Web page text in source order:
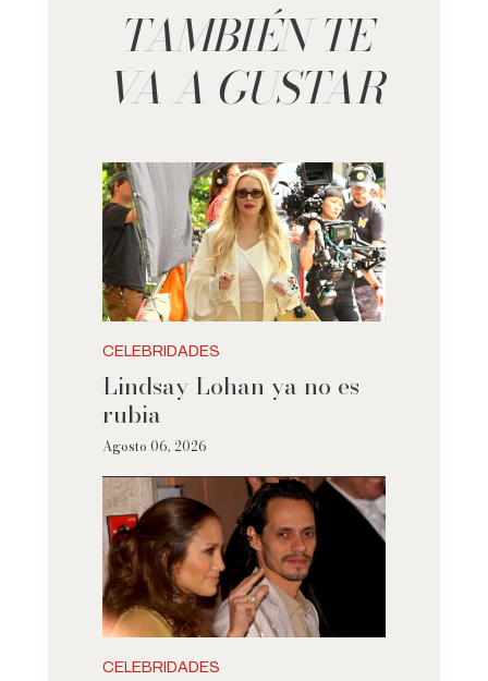
TAMBIÉN TE
VA A GUSTAR
CELEBRIDADES
Lindsay Lohan ya no es
rubia
Agosto 06, 2026
CELEBRIDADES